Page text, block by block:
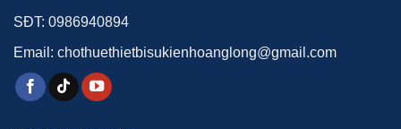
SĐT: 0986940894
Email: chothuethietbisukienhoanglong@gmail.com